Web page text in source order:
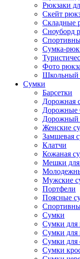
Рюкзаки
Скейт
Складные
Сноуборд
Сумка-
Фото
Школьный
Сумки
Барсетки
Дорожная
Дорожные
Дорожный
Женские
Замшевая
Клатчи
Кожаная
Мешки для
Мужские
Портфели
Поясные
Сумки
Сумки для
Сумки для
Сумки для
Сумки